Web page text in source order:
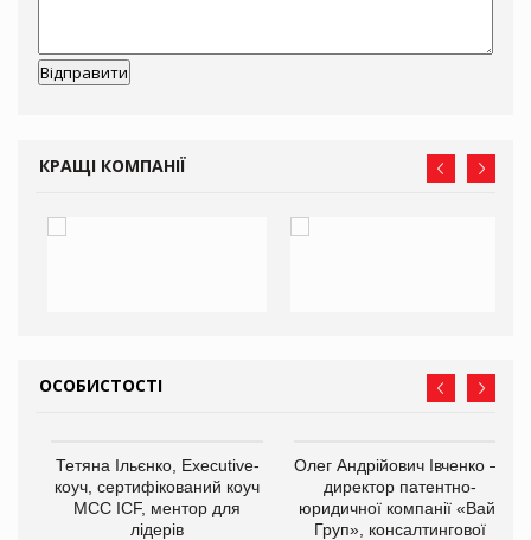
КРАЩІ КОМПАНІЇ
ОСОБИСТОСТІ
Тетяна Ільєнко, Executive-
коуч, сертифікований коуч
МСС ICF, ментор для
лідерів
Олег Андрійович Івченко —
директор патентно-
юридичної компанії «Вайз
Груп», консалтингової